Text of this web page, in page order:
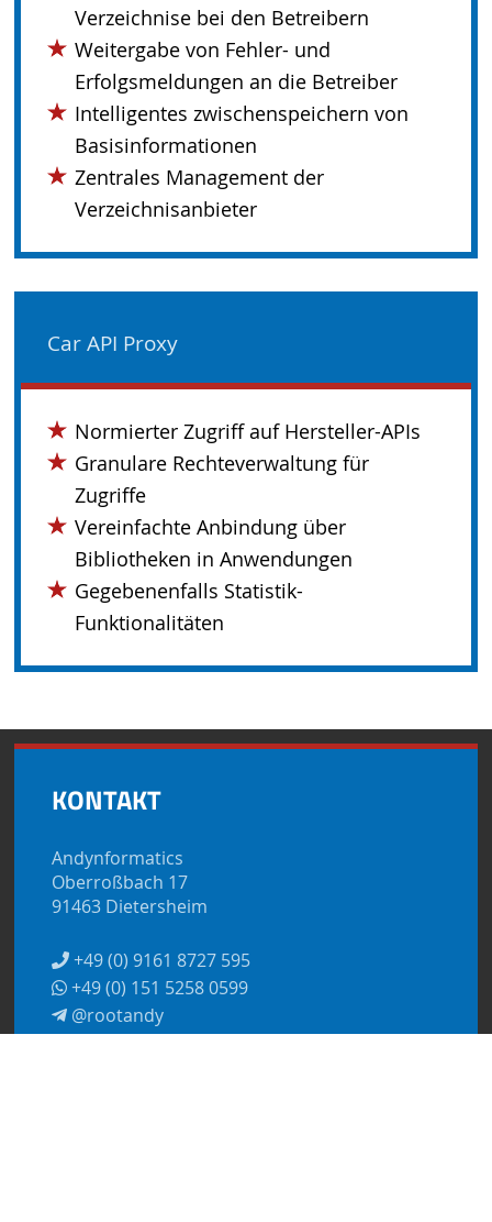
Verzeichnise bei den Betreibern
Weitergabe von Fehler- und
Erfolgsmeldungen an die Betreiber
Intelligentes zwischenspeichern von
Basisinformationen
Zentrales Management der
Verzeichnisanbieter
Car API Proxy
Normierter Zugriff auf Hersteller-APIs
Granulare Rechteverwaltung für
Zugriffe
Vereinfachte Anbindung über
Bibliotheken in Anwendungen
Gegebenenfalls Statistik-
Funktionalitäten
KONTAKT
Andynformatics
Oberroßbach 17
91463 Dietersheim
+49 (0) 9161 8727 595
+49 (0) 151 5258 0599
@rootandy